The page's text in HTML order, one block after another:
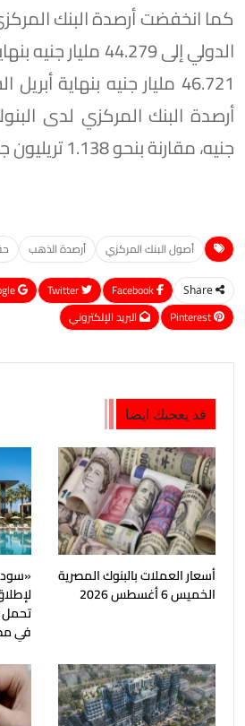
كما انخفضت أرصدة البنك
46.721 مليار جنيه بنهاية
جنيه، مقارنة بنحو 1.138 تريليون جنيه.
أصول البنك المركزي أرصدة الذهب
Share
Google+
Pinterest
البريد الإلكتروني
قد يعجبك ايضا
أسعار العملات بالبنوك المصرية
الخميس 6 أغسطس 2026
تحمل
في